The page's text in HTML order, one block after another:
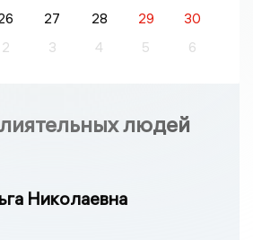
27 28 29
30
2 3 4 5 6
людей
Николаевна